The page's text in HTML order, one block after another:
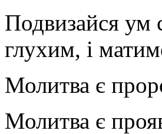
Подвизайся ум
глухим, і
Молитва є
Молитва є